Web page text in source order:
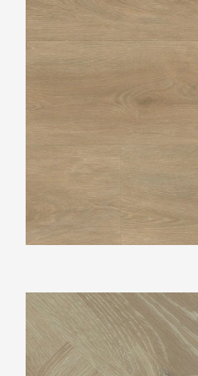
Montinique Progress